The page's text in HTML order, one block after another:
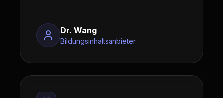
Dr. Wang
Bildungsinhaltsanbieter